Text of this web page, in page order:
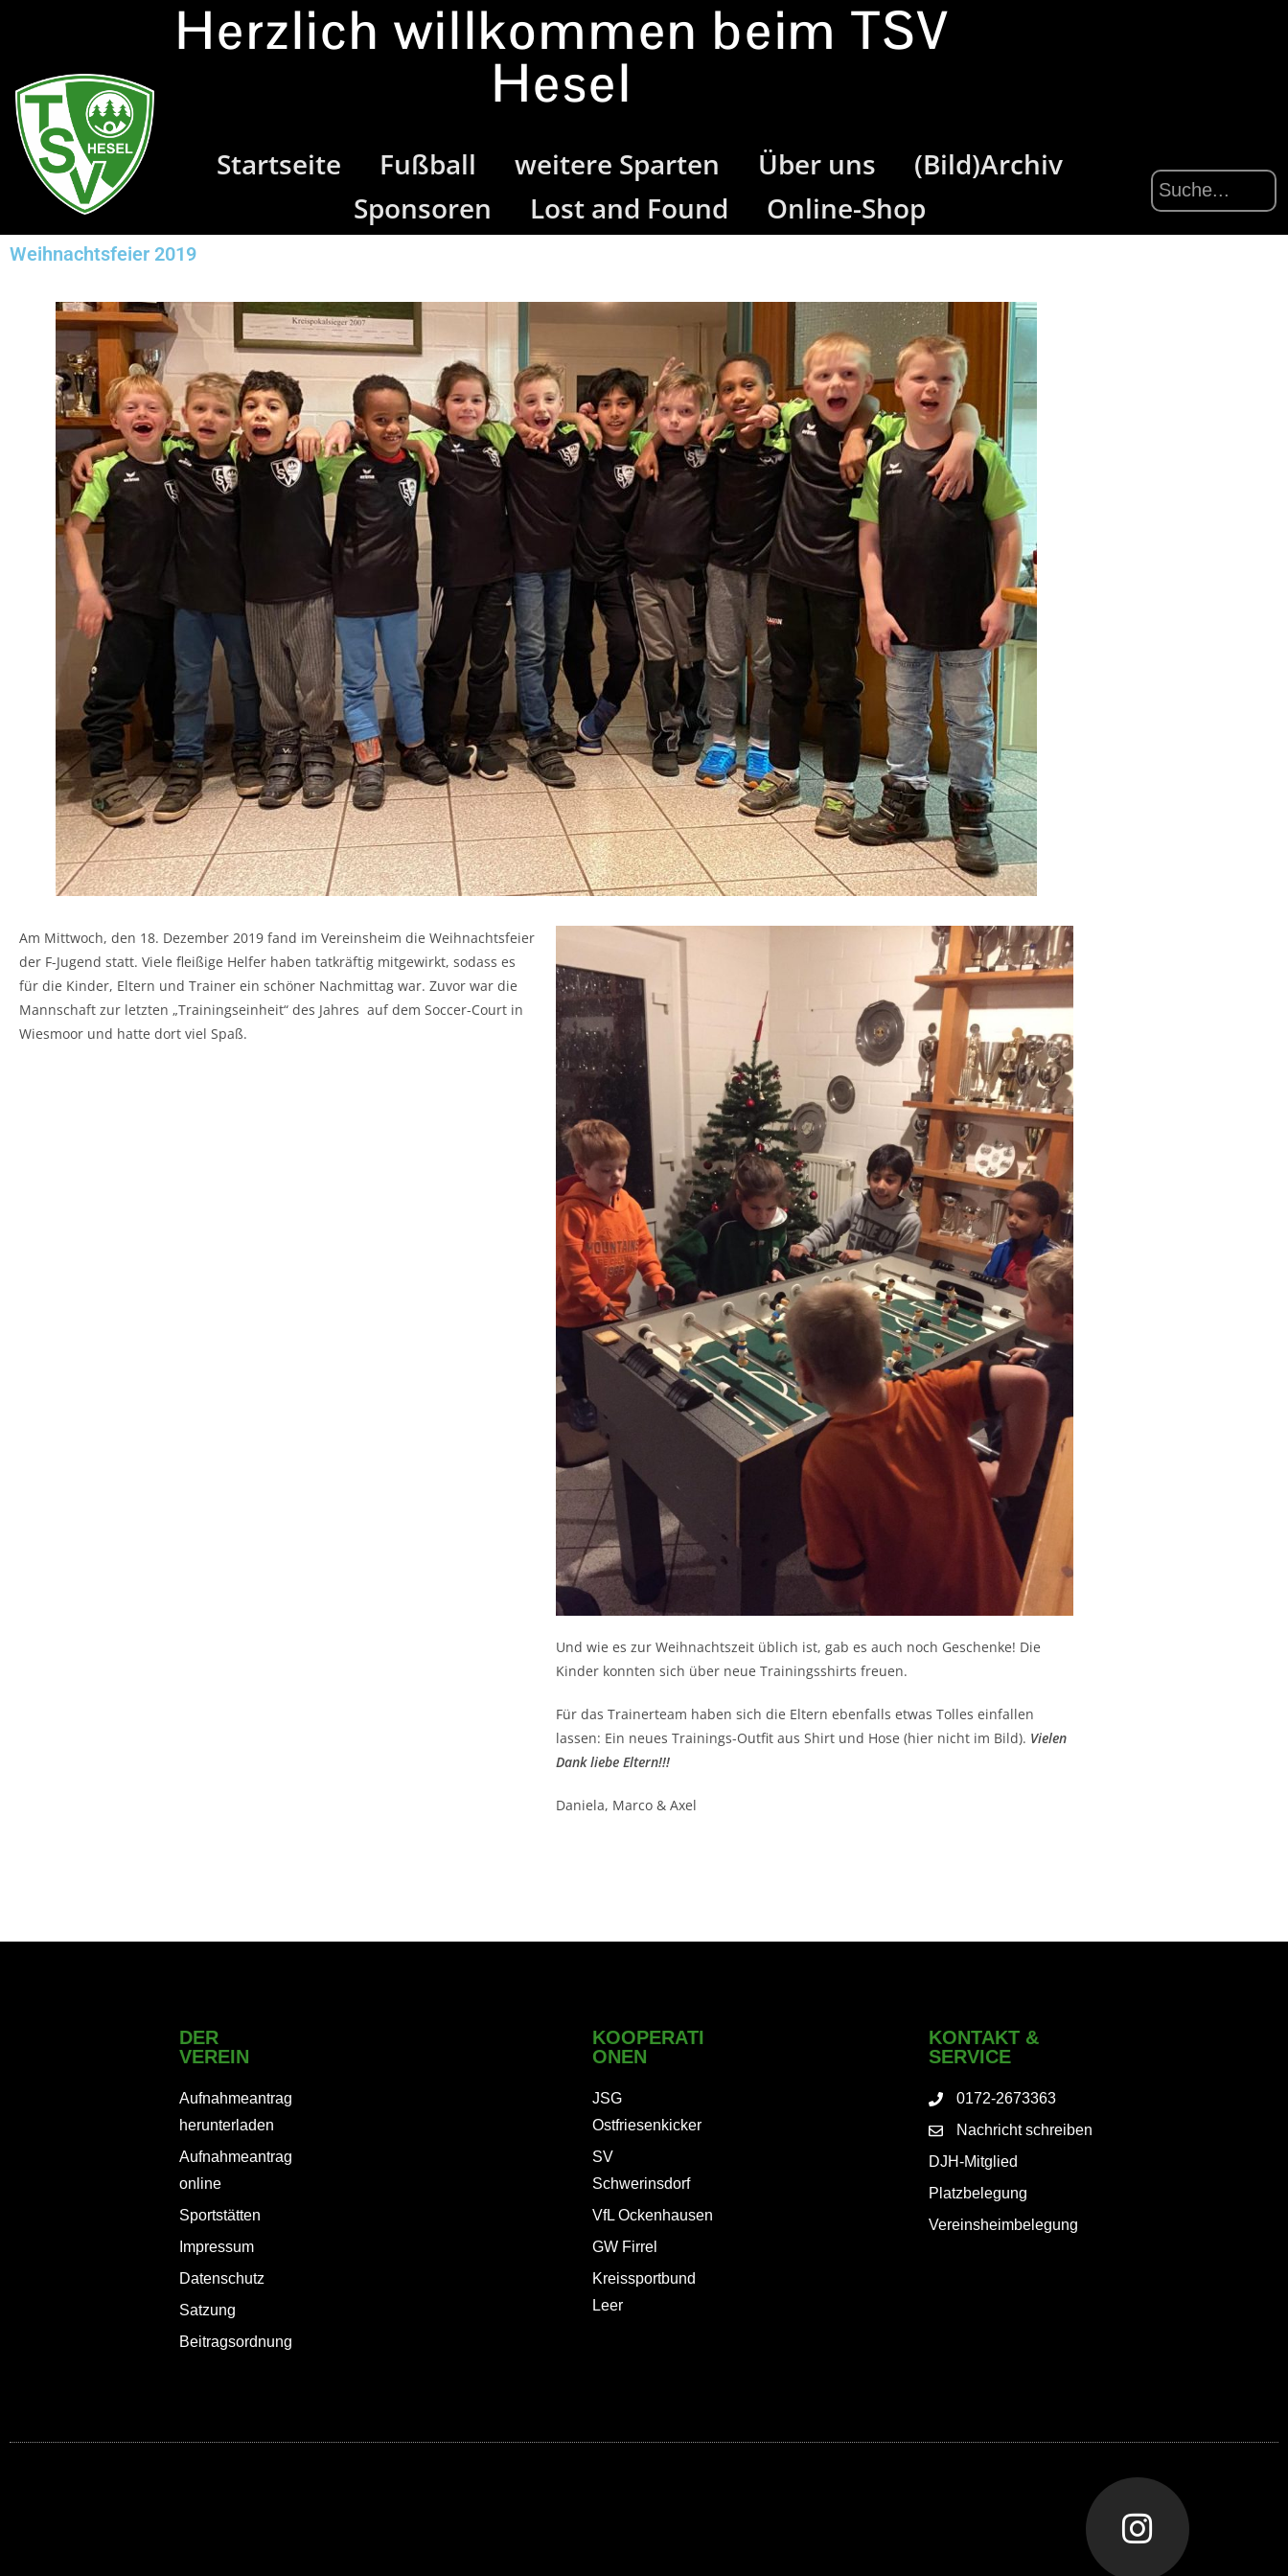
Herzlich willkommen beim TSV
Hesel
Startseite Fußball weitere Sparten Über uns
(Bild)Archiv
Sponsoren
Lost and Found Online-Shop
Weihnachtsfeier 2019
Am Mittwoch, den 18. Dezember 2019 fand im Vereinsheim die Weihnachtsfeier
der F-Jugend statt. Viele fleißige Helfer haben tatkräftig mitgewirkt, sodass es
für die Kinder, Eltern und Trainer ein schöner Nachmittag war. Zuvor war die
Mannschaft zur letzten „Trainingseinheit“ des Jahres auf dem Soccer-Court in
Wiesmoor und hatte dort viel Spaß.
Und wie es zur Weihnachtszeit üblich ist, gab es auch noch Geschenke! Die
Kinder konnten sich über neue Trainingsshirts freuen.
Für das Trainerteam haben sich die Eltern ebenfalls etwas Tolles einfallen
lassen: Ein neues Trainings-Outfit aus Shirt und Hose (hier nicht im Bild). Vielen
Dank liebe Eltern!!!
Daniela, Marco & Axel
DER
VEREIN
Aufnahmeantrag
herunterladen
Aufnahmeantrag
online
Sportstätten
Impressum
Datenschutz
Satzung
Beitragsordnung
KOOPERATI
ONEN
JSG
Ostfriesenkicker
SV
Schwerinsdorf
VfL Ockenhausen
GW Firrel
Kreissportbund
Leer
KONTAKT &
SERVICE
0172-2673363
Nachricht schreiben
DJH-Mitglied
Platzbelegung
Vereinsheimbelegung